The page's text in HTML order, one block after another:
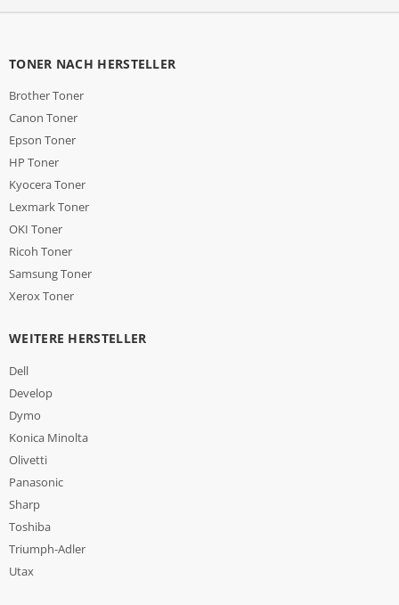
TONER NACH HERSTELLER
Brother Toner
Canon Toner
Epson Toner
HP Toner
Kyocera Toner
Lexmark Toner
OKI Toner
Ricoh Toner
Samsung Toner
Xerox Toner
WEITERE HERSTELLER
Dell
Develop
Dymo
Konica Minolta
Olivetti
Panasonic
Sharp
Toshiba
Triumph-Adler
Utax